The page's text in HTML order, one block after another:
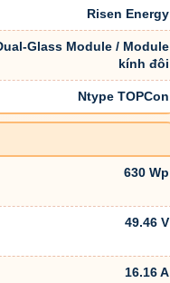
Risen Energy
Glass Module / Module
kính đôi
Ntype TOPCon
630 Wp
49.46 V
16.16 A